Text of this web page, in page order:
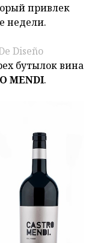
привлек
недели.
Diseño
бутылок вина
MENDI.